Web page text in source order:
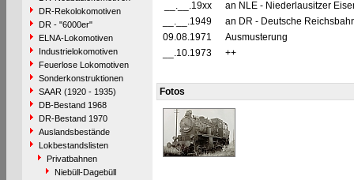
DR-Rekolokomotiven
DR - "6000er"
ELNA-Lokomotiven
Industrielokomotiven
Feuerlose Lokomotiven
Sonderkonstruktionen
SAAR (1920 - 1935)
DB-Bestand 1968
DR-Bestand 1970
Auslandsbestände
Lokbestandslisten
Privatbahnen
Niebüll-Dagebüll
__.__.19xx
an NLE - Niederlausitzer
__.__.1949
an DR - Deutsche
09.08.1971
Ausmusterung
__.10.1973
++
Fotos